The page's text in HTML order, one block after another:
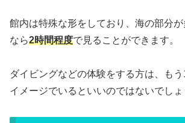
館内は特殊な形をしており、海の部分
なら2時間程度で見ることができます。
ダイビングなどの体験をする方は、も
イメージでいるといいのではないでしょ